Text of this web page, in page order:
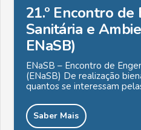
21.º Encontro
Sanitária e
ENaSB)
ENaSB – Encontro de
(ENaSB) De realização
quantos se interessam
Saber Mais